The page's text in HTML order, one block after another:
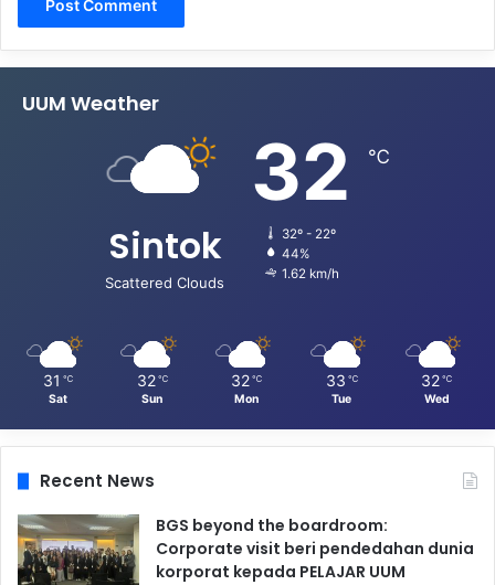
UUM Weather
Sintok
Scattered Clouds
32 ℃
32º - 22º
44%
1.62 km/h
31 ℃
Sat
32 ℃
Sun
32 ℃
Mon
33 ℃
Tue
32 ℃
Wed
Recent News
BGS beyond the boardroom:
Corporate visit beri pendedahan dunia
korporat kepada PELAJAR UUM